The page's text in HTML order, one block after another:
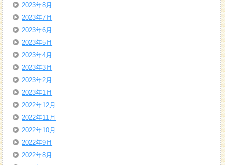
2023年8月
2023年7月
2023年6月
2023年5月
2023年4月
2023年3月
2023年2月
2023年1月
2022年12月
2022年11月
2022年10月
2022年9月
2022年8月